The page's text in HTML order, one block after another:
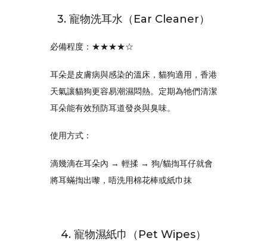
3. 寵物洗耳水（Ear Cleaner）
必備程度：★★★★☆
耳朵是皮膚病與感染的溫床， 貓狗適用，香港
天氣讓貓狗更容易潮濕悶熱。定期為牠們清潔
耳朵能有效預防耳道發炎與臭味。
使用方式：
滴幾滴在耳朵內 → 輕揉 → 狗/貓揈耳仔就會
將耳蟎揈出嚟 ，唔洗用棉花棒或紙巾抹
4. 寵物濕紙巾（Pet Wipes）